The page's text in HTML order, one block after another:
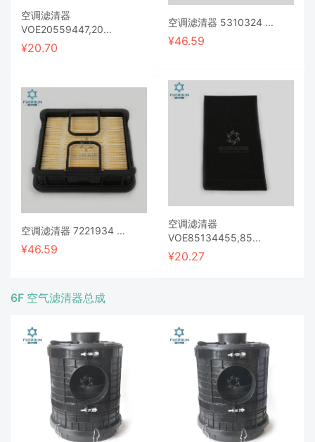
空调滤清器
VOE20559447,20...
¥20.70
空调滤清器 5310324 ...
¥46.59
空调滤清器 7221934 ...
¥46.59
空调滤清器
VOE85134455,85...
¥20.27
6F 空气滤清器总成